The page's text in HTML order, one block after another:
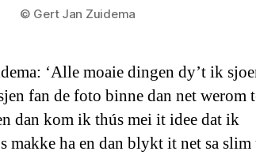
© Gert Jan Zuidema
‘Alle moaie dingen dy’t ik
fan de foto binne dan net werom
dan kom ik thús mei it idee dat ik
makke ha en dan blykt it net sa slim